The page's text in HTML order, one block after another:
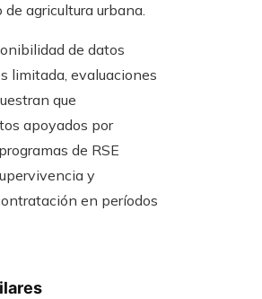
de agricultura urbana.
de datos
limitada, evaluaciones
que
apoyados por
de RSE
y
en períodos